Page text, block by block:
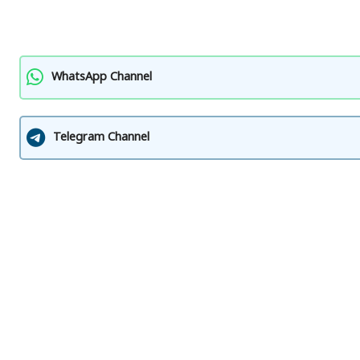
WhatsApp Channel
Telegram Channel